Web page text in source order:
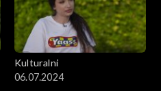
Kulturalni
06.07.2024